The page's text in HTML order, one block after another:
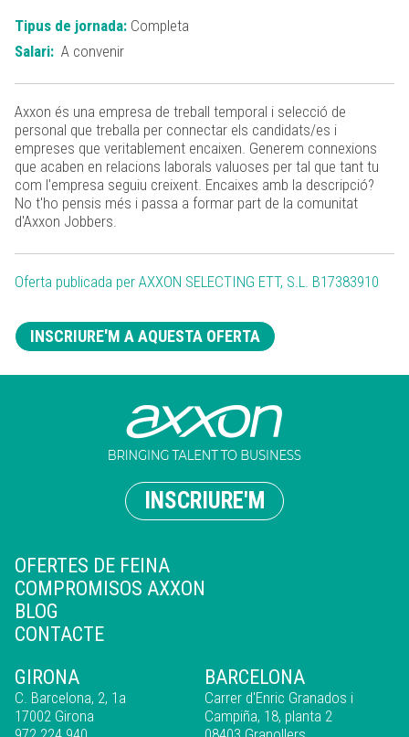
Tipus de jornada:Completa
Salari: A convenir
Axxon és una empresa de treball temporal i selecció de
personal que treballa per connectar els candidats/es i
empreses que veritablement encaixen. Generem connexions
que acaben en relacions laborals valuoses per tal que tant tu
com l'empresa seguiu creixent. Encaixes amb la descripció?
No t'ho pensis més i passa a formar part de la comunitat
d'Axxon Jobbers.
Oferta publicada per AXXON SELECTING ETT, S.L. B17383910
INSCRIURE'M A AQUESTA OFERTA
INSCRIURE'M
OFERTES DE FEINA
COMPROMISOS AXXON
BLOG
CONTACTE
GIRONA
C. Barcelona, 2, 1a
17002 Girona
BARCELONA
Carrer d'Enric Granados i
Campiña, 18, planta 2